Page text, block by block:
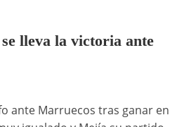
lleva la victoria ante
ante Marruecos tras ganar en